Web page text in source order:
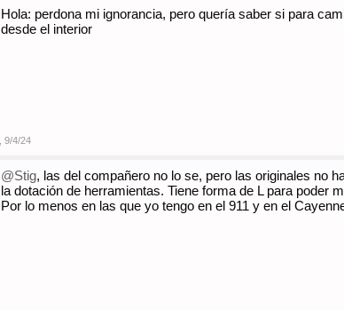
Hola: perdona mi ignorancia, pero quería saber si para
desde el interior
9/4/24
@Stig, las del compañero no lo se, pero las originales no
la dotación de herramientas. Tiene forma de L para poder
Por lo menos en las que yo tengo en el 911 y en el